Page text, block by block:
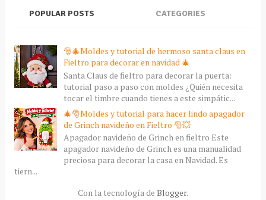
POPULAR POSTS CATEGORIES
🎅🎄Moldes y tutorial de hermoso santa claus en
Fieltro para decorar en navidad 🎄
Santa Claus de fieltro para decorar la puerta:
tutorial paso a paso con moldes ¿Quién necesita
tocar el timbre cuando tienes a este simpátic...
🎄🎅Moldes y tutorial para hacer lindo apagador
de Grinch navideño en Fieltro 🎅💥
Apagador navideño de Grinch en fieltro Este
apagador navideño de Grinch es una manualidad
preciosa para decorar la casa en Navidad. Es
tiern...
Con la tecnología de Blogger.